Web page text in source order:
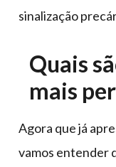
sinalização
Quais
mais
Agora que já
vamos entender